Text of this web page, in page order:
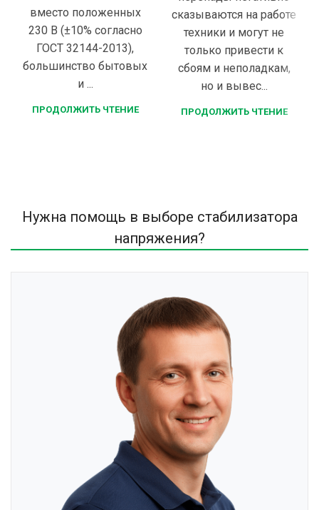
вместо положенных
230 В (±10% согласно
ГОСТ 32144-2013),
большинство бытовых
и ...
ПРОДОЛЖИТЬ ЧТЕНИЕ
сказываются на работе
техники и могут не
только привести к
сбоям и неполадкам,
но и вывес...
ПРОДОЛЖИТЬ ЧТЕНИЕ
Нужна помощь в выборе стабилизатора
напряжения?